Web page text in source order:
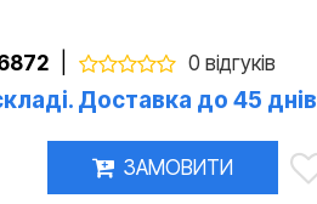
0 відгуків
Доставка до 45 днів
ЗАМОВИТИ